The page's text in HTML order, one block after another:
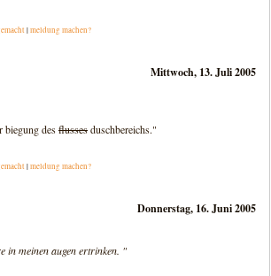
|meldung machen?
Mittwoch, 13. Juli 2005
biegung desflussesduschbereichs."
|meldung machen?
Donnerstag, 16. Juni 2005
in meinen augen ertrinken. "